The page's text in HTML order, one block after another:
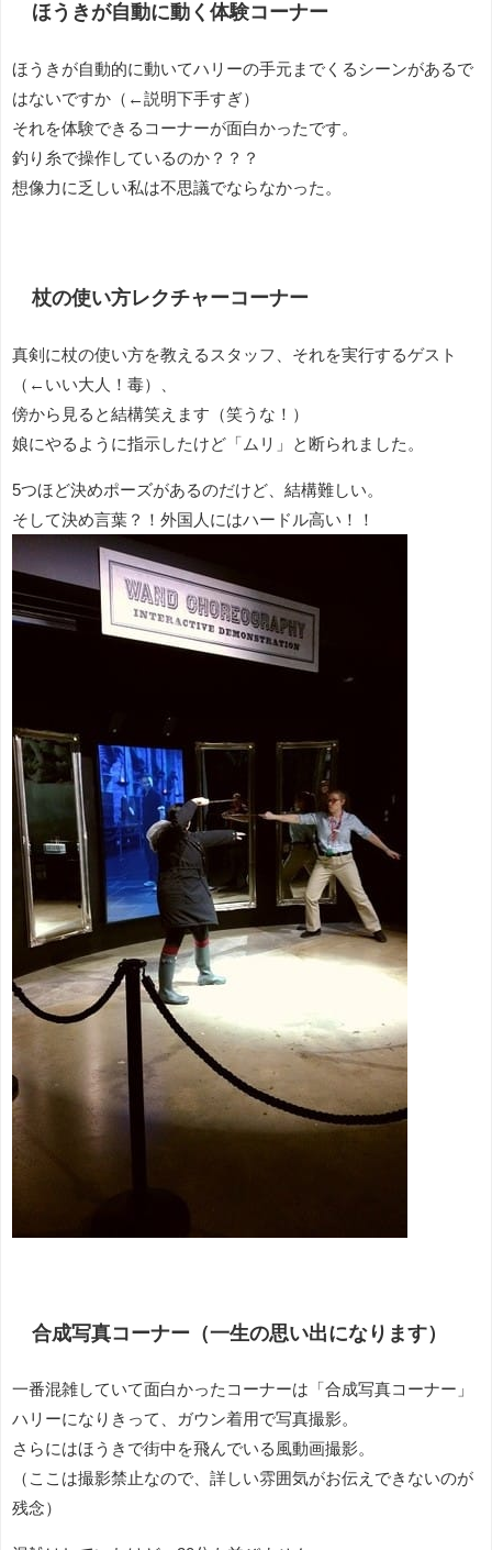
ほうきが自動に動く体験コーナー
ほうきが自動的に動いてハリーの手元までくるシーンがあるで
はないですか（←説明下手すぎ）
それを体験できるコーナーが面白かったです。
釣り糸で操作しているのか？？？
想像力に乏しい私は不思議でならなかった。
杖の使い方レクチャーコーナー
真剣に杖の使い方を教えるスタッフ、それを実行するゲスト
（←いい大人！毒）、
傍から見ると結構笑えます（笑うな！）
娘にやるように指示したけど「ムリ」と断られました。
5つほど決めポーズがあるのだけど、結構難しい。
そして決め言葉？！外国人にはハードル高い！！
合成写真コーナー（一生の思い出になります）
一番混雑していて面白かったコーナーは「合成写真コーナー」
ハリーになりきって、ガウン着用で写真撮影。
さらにはほうきで街中を飛んでいる風動画撮影。
（ここは撮影禁止なので、詳しい雰囲気がお伝えできないのが
残念）